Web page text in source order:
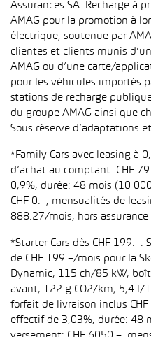
Assurances SA. Recharge à
AMAG pour la promotion à
électrique, soutenue par
clientes et clients munis
AMAG ou d’une carte/
pour les véhicules importés
stations de recharge
du groupe AMAG ainsi que
Sous réserve d’adaptations
*Family Cars avec leasing à
d’achat au comptant: CHF
0,9%, durée: 48 mois (10
CHF 0.–, mensualités de
888.27/mois, hors
*Starter Cars dès CHF 199.–:
de CHF 199.–/mois pour la
Dynamic, 115 ch/85 kW,
avant, 122 g CO2/km, 5,4 l/
forfait de livraison inclus
effectif de 3,03%, durée: 48